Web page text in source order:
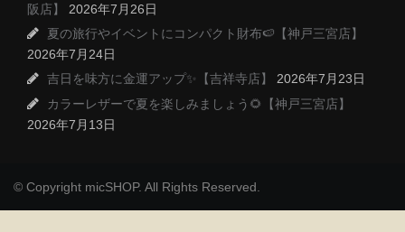
阪店】
2026年7月26日
夏の旅行やイベントにコンパクト財布🍉【神戸三宮店】
2026年7月24日
吉日を味方に金運アップ✨【吉祥寺店】
2026年7月23日
カラーレザーで夏を楽しみましょう🌻【神戸三宮店】
2026年7月13日
© Copyright micSHOP. All Rights Reserved.